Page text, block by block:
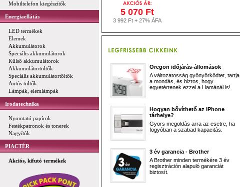
Mobiltelefon kiegészítők
Energiaellátás
LED termékek
Elemek
Akkumulátorok
Speciális akkumulátorok
Külső akkumulátorok
Akkumulátortöltők
Speciális akkumulátortöltők
Autós töltők
Lámpák, elemlámpák
Irodatechnika
Nyomtató papírok
Festékpatronok és tonerek
Nagyítók
PIACTÉR
Akciós, kifutó termékek
5 070 Ft
3 992 Ft + 27% ÁFA
Oregon időjárás-állomások
A változatosság gyönyörködtet, tartja
a mondás, és biztos, hogy
egyetértenek ezzel a Hamánál is!
Hogyan bővíthető az iPhone
tárhelye?
Gyors megoldás arra az esetre, ha
fogyóban a szabad kapacitás.
3 év garancia - Brother
A Brother minden termékére 3 év
regisztráción alapuló garanciát
biztosít.